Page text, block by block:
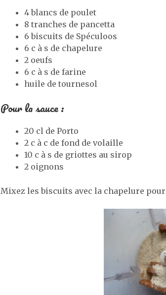
4 blancs de poulet
8 tranches de pancetta
6 biscuits de Spéculoos
6 c à s de chapelure
2 oeufs
6 c à s de farine
huile de tournesol
Pour la sauce :
20 cl de Porto
2 c à c de fond de volaille
10 c à s de griottes au sirop
2 oignons
Mixez les biscuits avec la chapelure